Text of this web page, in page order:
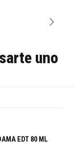
uno
EDT 80 ML